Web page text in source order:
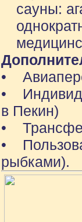
сауны:
•
•
в Пекин)
•
•
рыбками).